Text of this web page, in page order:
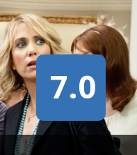
7.0